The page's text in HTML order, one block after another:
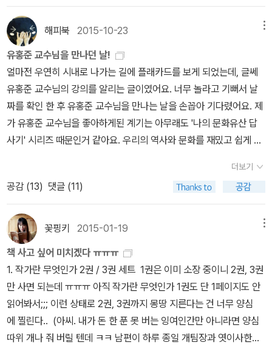
만 점인지 누가 세어보았느냐? ‘버들은 가닥마다 푸르고 복사꽃은 점
점이 붉다(柳色絲絲綠 桃花點點紅)‘라고 해야 하지 않느냐˝고 했
다.
었다.안타깝다. 초판을 소장 못하게되서.후속 책은 내고향 보령이 나
오면 사고 안 나오면 안 사려 했으나 94년 2권 초판 인쇄 7월1일, 발
행 11일, 97년 3권 인쇄 7월10일, 발행 15일, 보령, 나오지 않았다.
샀다. 아직도 소장하고 있다.1~3권은 두권씩 가지고 있음, 개정판 또
삼 ㅡㅠ보령은 1권이 나온 8년뒤 2011년 6권 인생도처유상수편에
등장한다. 452페이지중 16페이지가 보령 이야기. 햐. 그것도 석탄박
물관 부터 ㅠㅠ. 보령이 문화유산이 없긴하지우리 보령 관련하여 중
학교때 국사시험에 나온 주관식문제1. 9산 선문중의 하나로 무염대사
가 개창한 종파는?2. 우리고장에 있는 최치원의 사산비명중의 하나
는?1. 성주산, 2. 낭혜화상백월보광탑비(이 시대 성주산문을 모르
면 일생의 수치)사산비명 http://naver.me/xcKNFXma 출처 네이
을 따라 보령. 무창포 쪽으로 가는길이다.보령에 탄광이 있었다는 것
을 모르는 분들이 많을거 같다. 보령은 태백, 사북 담으로 큰 석탄단지
가 있었고 이름하야 성주탄광이다. 탄을 하도 캐서 성주쪽 등산시 주
의를 요한다. 언제 어디서 땅이 꺼질지 모르므로.보령뿐 아니라 충청
백제는 3권 말미에 등장한다.기분 나빠. 6권에서 유교수의 친구라는
충남대 박물관장 이강승 교수도 2권에서도 백제를 말하지 않았다고
서운해 했다는 편지글을 소개한다. 바람도 돌도 나무도 산수문전 같
단다.(441~442)유홍준교수는 자기는 서울사람이라 가슴속에 고향
해피북 2015-10-23
유홍준 교수님을 만나던 날!
얼마전 우연히 시내로 나가는 길에 플래카드를 보게 되었는데, 글쎄
유홍준 교수님의 강의를 알리는 글이였어요. 너무 놀라고 기뻐서 날
짜를 확인 한 후 유홍준 교수님을 만나는 날을 손꼽아 기다렸어요. 제
가 유홍준 교수님을 좋아하게된 계기는 아무래도 '나의 문화유산 답
사기' 시리즈 때문인거 같아요. 우리의 역사와 문화를 재밌고 쉽게 설
고전>의 서경식 저자의 말을 빌려 표현하자면, '뛰어난 미의 향유자'
'박식한 전문가''계몽적 정열을 지닌 해설자'라 표현하고 싶습니다. 물
론 이 인용구는 '케네스 클라크'라는 런던의 갤러리 관장님을 호칭한
표현이지만, 저 보다 적절한 표현은 없는것 같아요. 강의가 있던 당일
날. 처음 가보는 길이라 무척 긴장도 되고 또 어떻게 인사를 드려야 될
까하는 엉뚱한 고민을 하면서 도착하게 되었습니다. 그리고 강의가
시작하기 전 싸인을 먼저 해주신다기에 가지고 있던 책에 싸인을 받
게 되었어요! 너무 떨려서 가까이서 사진을 찍진 못하고 멀리서 다
른 분들 사진 찍으실때 도촬하다싶이 찍게 되었어요 ㅋㅋ 그리고 제
차례가 되어 이름을 물어보시는데 제가 '해피북이예요' 했더니 많이
당황을 하셨답니다 ㅋ 교수님이 당황해하시니 저도 당황스러운 마음
더보기
공감 (13) 댓글 (11)
꽃핑키 2015-01-19
책 사고 싶어 미치겠다 ㅠㅠㅠ
1. 작가란 무엇인가 2권 / 3권 세트 1권은 이미 소장 중이니 2권, 3권
만 사면 되는데 ㅠㅠㅠ 아직 작가란 무엇인가 1권도 단 1페이지도 안
읽어봐서;;; 이런 상태로 2권, 3권까지 몽땅 지른다는 건 너무 양심
에 찔린다.. (아씨. 내가 돈 한 푼 못 버는 잉여인간만 아니라면 양심
따위 개나 줘 버릴 텐데 ㅋㅋ 남편이 하루 종일 개팀장과 엿이사한테